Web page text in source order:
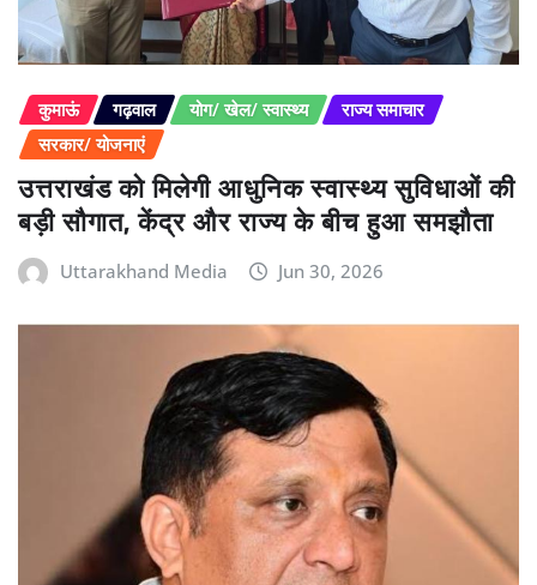
कुमाऊं गढ़वाल योग/ खेल/ स्वास्थ्य
राज्य समाचार
सरकार/ योजनाएं
उत्तराखंड को मिलेगी आधुनिक स्वास्थ्य सुविधाओं की
बड़ी सौगात, केंद्र और राज्य के बीच हुआ समझौता
Uttarakhand Media Jun 30, 2026